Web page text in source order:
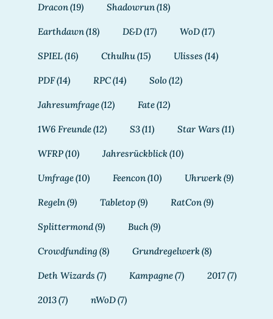
Dracon(19) Shadowrun(18)
Earthdawn(18) D&D(17) WoD(17)
SPIEL(16) Cthulhu(15) Ulisses (14)
PDF(14) RPC(14) Solo(12)
Jahresumfrage(12) Fate(12)
1W6 Freunde(12) S3(11) Star Wars (11)
WFRP(10) Jahresrückblick(10)
Umfrage(10) Feencon(10) Uhrwerk(9)
Regeln(9) Tabletop (9) RatCon(9)
Splittermond(9) Buch(9)
Crowdfunding (8) Grundregelwerk(8)
Deth Wizards (7) Kampagne(7) 2017(7)
2013(7) nWoD(7)